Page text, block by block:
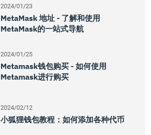
2024/01/23
MetaMask 地址 - 了解和使用
MetaMask的一站式导航
2024/01/25
Metamask钱包购买 - 如何使用
Metamask进行购买
2024/02/12
小狐狸钱包教程：如何添加各种代币